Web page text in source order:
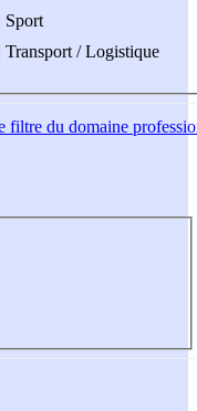
Sport
Transport / Logistique
filtre du domaine